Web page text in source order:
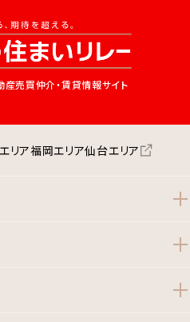
産売買仲介・賃貸情報サイト
リア福岡エリア仙台エリア